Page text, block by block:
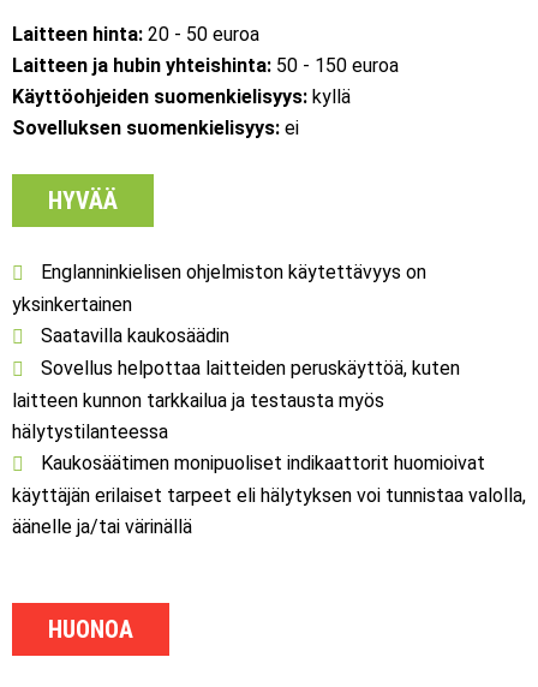
Laitteen hinta: 20 - 50 euroa
Laitteen ja hubin yhteishinta: 50 - 150 euroa
Käyttöohjeiden suomenkielisyys: kyllä
Sovelluksen suomenkielisyys: ei
HYVÄÄ
Englanninkielisen ohjelmiston käytettävyys on
yksinkertainen
Saatavilla kaukosäädin
Sovellus helpottaa laitteiden peruskäyttöä, kuten
laitteen kunnon tarkkailua ja testausta myös
hälytystilanteessa
Kaukosäätimen monipuoliset indikaattorit huomioivat
käyttäjän erilaiset tarpeet eli hälytyksen voi tunnistaa valolla,
äänelle ja/tai värinällä
HUONOA